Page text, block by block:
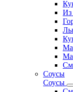
Из
Соусы
Соусы